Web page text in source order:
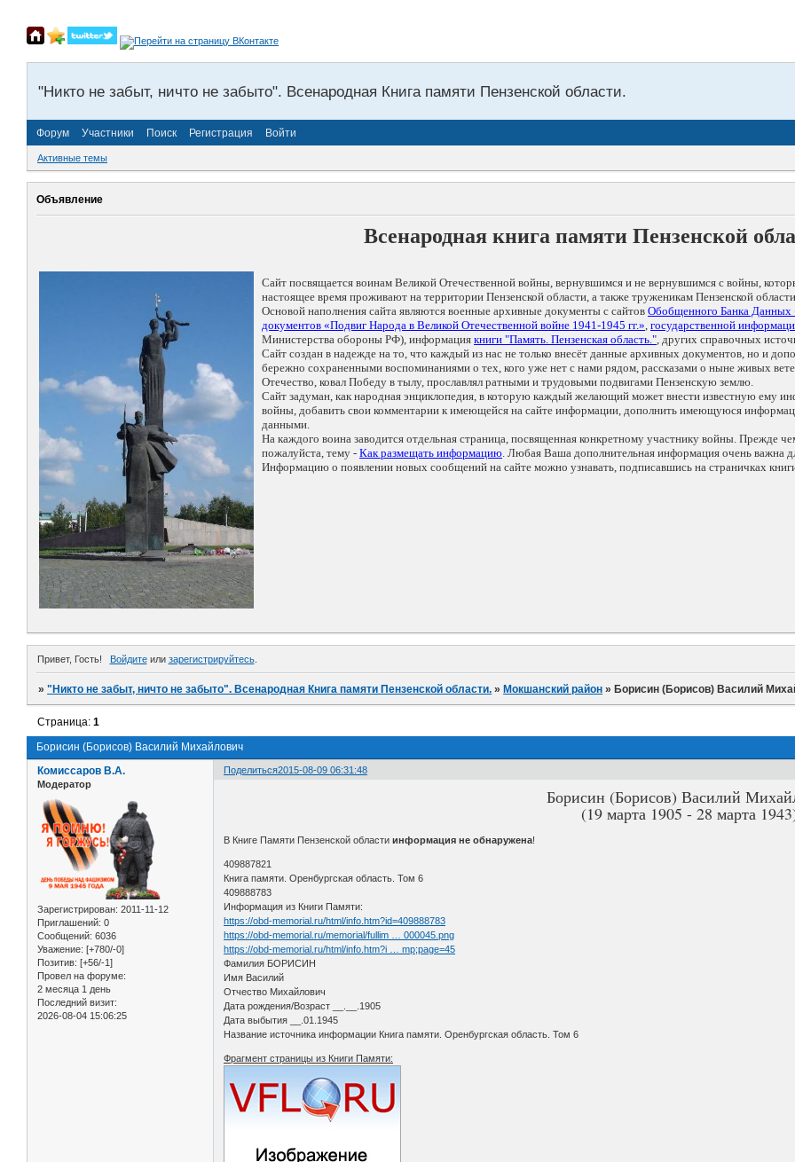
"Никто не забыт, ничто не забыто". Всенародная Книга памяти Пензенской области.
Форум Участники Поиск Регистрация Войти
Активные темы
Объявление
Всенародная книга памяти Пензенской
Сайт посвящается воинам Великой Отечественной войны, вернувшимся и не вернувшимся с войны,
настоящее время проживают на территории Пензенской области, а также труженикам Пензенской
Основой наполнения сайта являются военные архивные документы с сайтов Обобщенного Банка
документов «Подвиг Народа в Великой Отечественной войне 1941-1945 гг.», государственной
Министерства обороны РФ), информация книги "Память. Пензенская область.", других справочных
Сайт создан в надежде на то, что каждый из нас не только внесёт данные архивных документов, но и
бережно сохраненными воспоминаниями о тех, кого уже нет с нами рядом, рассказами о ныне живых
Отечество, ковал Победу в тылу, прославлял ратными и трудовыми подвигами Пензенскую землю.
Сайт задуман, как народная энциклопедия, в которую каждый желающий может внести известную ему
войны, добавить свои комментарии к имеющейся на сайте информации, дополнить имеющуюся
данными.
На каждого воина заводится отдельная страница, посвященная конкретному участнику войны. Прежде
пожалуйста, тему - Как размещать информацию. Любая Ваша дополнительная информация очень важна
Информацию о появлении новых сообщений на сайте можно узнавать, подписавшись на страничках
Привет, Гость! Войдитеили зарегистрируйтесь.
»"Никто не забыт, ничто не забыто". Всенародная Книга памяти Пензенской области. » Мокшанский район » Борисин (Борисов) Василий
Борисин (Борисов) Василий Михайлович
Страница:1
Поделиться2015-08-09 06:31:48
Комиссаров В.А.
Модератор
Зарегистрирован: 2011-11-12
Приглашений: 0
Сообщений: 6036
Уважение: [+780/-0]
Позитив: [+56/-1]
Провел на форуме:
2 месяца 1 день
Последний визит:
2026-08-04 15:06:25
Борисин (Борисов) Василий
(19 марта 1905 - 28 марта
В Книге Памяти Пензенской областиинформация не обнаружена!
409887821
Книга памяти. Оренбургская область. Том 6
409888783
Информация из Книги Памяти:
https://obd-memorial.ru/html/info.htm?id=409888783
https://obd-memorial.ru/memorial/fullim … 000045.png
https://obd-memorial.ru/html/info.htm?i … mp;page=45
Фамилия БОРИСИН
Имя Василий
Отчество Михайлович
Дата рождения/Возраст __.__.1905
Дата выбытия __.01.1945
Название источника информации Книга памяти. Оренбургская область. Том 6
Фрагмент страницы из Книги Памяти: